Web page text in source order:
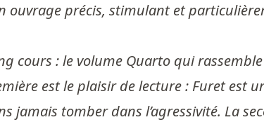
ouvrage précis, stimulant et
cours : le volume Quarto qui
est le plaisir de lecture : Furet est
jamais tomber dans l’agressivité. La